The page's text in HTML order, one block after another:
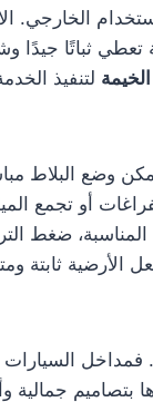
الخارجي.
ثباتًا جيدًا
لتنفيذ
وضع البلاط
أو تجمع
ضغط
ثابتة
السيارات
بتصاميم جمالية